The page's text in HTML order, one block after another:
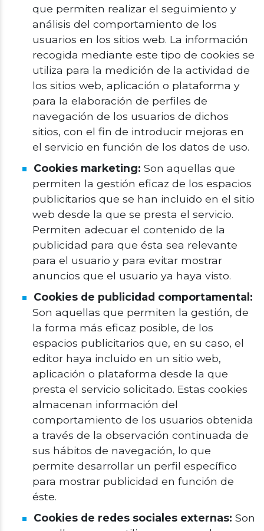
que permiten realizar el seguimiento y
análisis del comportamiento de los
usuarios en los sitios web. La información
recogida mediante este tipo de cookies se
utiliza para la medición de la actividad de
los sitios web, aplicación o plataforma y
para la elaboración de perfiles de
navegación de los usuarios de dichos
sitios, con el fin de introducir mejoras en
el servicio en función de los datos de uso.
Cookies marketing: Son aquellas que
permiten la gestión eficaz de los espacios
publicitarios que se han incluido en el sitio
web desde la que se presta el servicio.
Permiten adecuar el contenido de la
publicidad para que ésta sea relevante
para el usuario y para evitar mostrar
anuncios que el usuario ya haya visto.
Cookies de publicidad comportamental:
Son aquellas que permiten la gestión, de
la forma más eficaz posible, de los
espacios publicitarios que, en su caso, el
editor haya incluido en un sitio web,
aplicación o plataforma desde la que
presta el servicio solicitado. Estas cookies
almacenan información del
comportamiento de los usuarios obtenida
a través de la observación continuada de
sus hábitos de navegación, lo que
permite desarrollar un perfil específico
para mostrar publicidad en función de
éste.
Cookies de redes sociales externas: Son